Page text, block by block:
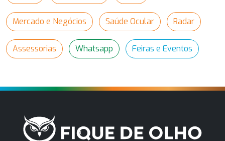
Mercado e Negócios Saúde Ocular Radar
Assessorias Whatsapp Feiras e Eventos